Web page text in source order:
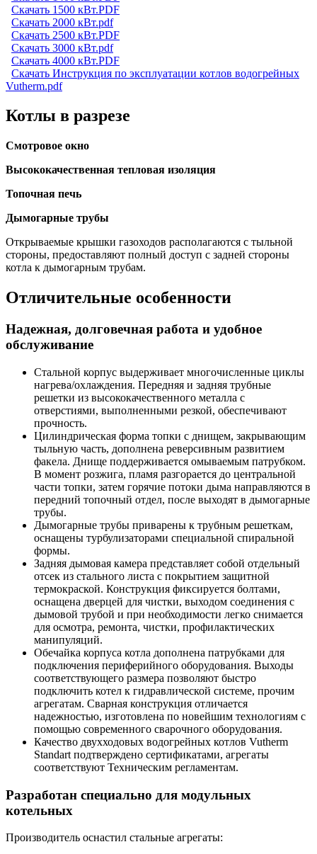
Скачать 1500 кВт.PDF
Скачать 2000 кВт.pdf
Скачать 2500 кВт.PDF
Скачать 3000 кВт.pdf
Скачать 4000 кВт.PDF
Скачать Инструкция по эксплуатации котлов водогрейных
Vutherm.pdf
Котлы в разрезе
Смотровое окно
Высококачественная тепловая изоляция
Топочная печь
Дымогарные трубы
Открываемые крышки газоходов располагаются с тыльной
стороны, предоставляют полный доступ с задней стороны
котла к дымогарным трубам.
Отличительные особенности
Надежная, долговечная работа и удобное
обслуживание
Стальной корпус выдерживает многочисленные циклы
нагрева/охлаждения. Передняя и задняя трубные
решетки из высококачественного металла с
отверстиями, выполненными резкой, обеспечивают
прочность.
Цилиндрическая форма топки с днищем, закрывающим
тыльную часть, дополнена реверсивным развитием
факела. Днище поддерживается омываемым патрубком.
В момент розжига, пламя разгорается до центральной
части топки, затем горячие потоки дыма направляются в
передний топочный отдел, после выходят в дымогарные
трубы.
Дымогарные трубы приварены к трубным решеткам,
оснащены турбулизаторами специальной спиральной
формы.
Задняя дымовая камера представляет собой отдельный
отсек из стального листа с покрытием защитной
термокраской. Конструкция фиксируется болтами,
оснащена дверцей для чистки, выходом соединения с
дымовой трубой и при необходимости легко снимается
для осмотра, ремонта, чистки, профилактических
манипуляций.
Обечайка корпуса котла дополнена патрубками для
подключения периферийного оборудования. Выходы
соответствующего размера позволяют быстро
подключить котел к гидравлической системе, прочим
агрегатам. Сварная конструкция отличается
надежностью, изготовлена по новейшим технологиям с
помощью современного сварочного оборудования.
Качество двухходовых водогрейных котлов Vutherm
Standart подтверждено сертификатами, агрегаты
соответствуют Техническим регламентам.
Разработан специально для модульных
котельных
Производитель оснастил стальные агрегаты: